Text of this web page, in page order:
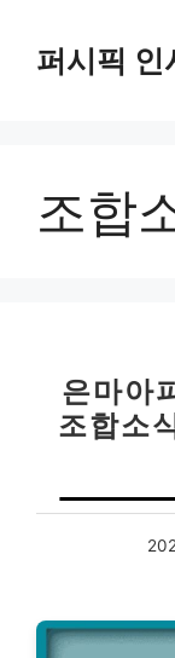
퍼시픽 인
조합
은마아
조합소